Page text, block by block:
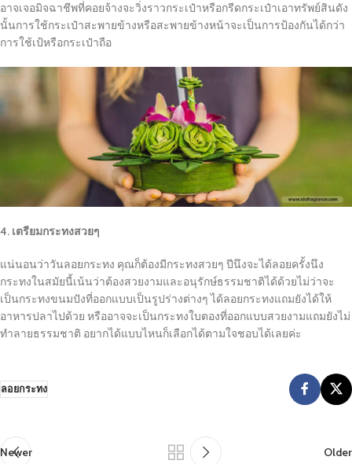
อาจเจอมิจฉาชีพที่คอยจ้างจะวิ่งราวกระเป๋าหรือกรีดกระเป๋าเอาทรัพย์สินดัง
นั้นการใช้กระเป๋าสะพายข้างหรือสะพายข้างหน้าจะเป็นการป้องกันได้กว่า
การใช้เป้หรือกระเป๋าถือ
4. เตรียมกระทงสวยๆ
แน่นอนว่าวันลอยกระทง คุณก็ต้องมีกระทงสวยๆ ปีนึงจะได้ลอยครั้งนึง
กระทงในสมัยนี้เน้นว่าต้องสวยงามและอนุรักษ์ธรรมชาติได้ด้วยไม่ว่าจะ
เป็นกระทงขนมปังที่ออกแบบเป็นรูปร่างต่างๆ ได้ลอยกระทงแถมยังได้ให้
อาหารปลาไปด้วย หรืออาจจะเป็นกระทงใบตองที่ออกแบบสวยงามแถมยังไม่
ทำลายธรรมชาติ อยากได้แบบไหนก็เลือกได้ตามใจชอบได้เลยค่ะ
ลอยกระทง
Newer Older